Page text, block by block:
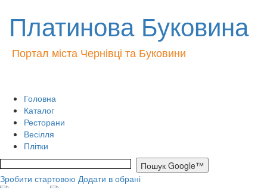
Платинова Буковина
Портал міста Чернівці та Буковини
Головна
Каталог
Ресторани
Весілля
Плітки
Зробити стартовою Додати в обрані